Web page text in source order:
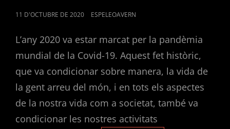
POSTED
11 D'OCTUBRE DE 2020 ESPELEOAVERN
L’any 2020 va estar marcat per la pandèmia
mundial de la Covid-19. Aquest fet històric,
que va condicionar sobre manera, la vida de
la gent arreu del món, i en tots els aspectes
de la nostra vida com a societat, també va
condicionar les nostres activitats